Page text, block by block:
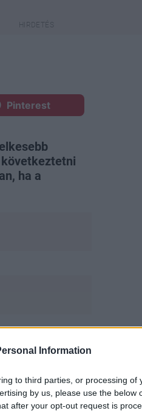
Information
to third parties, or processing of
by us, please use the below
after your opt-out request is
Pinterest
ha a
az
Liam
Utoljára
utakon
Cyrus egyik